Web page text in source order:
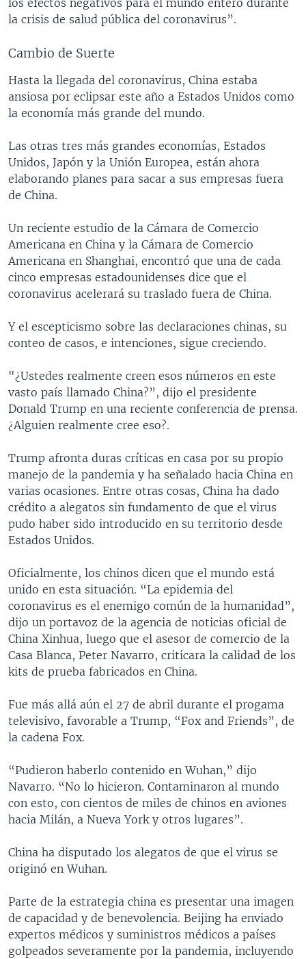
los efectos negativos para el mundo entero durante
la crisis de salud pública del coronavirus”.
Cambio de Suerte
Hasta la llegada del coronavirus, China estaba
ansiosa por eclipsar este año a Estados Unidos como
la economía más grande del mundo.
Las otras tres más grandes economías, Estados
Unidos, Japón y la Unión Europea, están ahora
elaborando planes para sacar a sus empresas fuera
de China.
Un reciente estudio de la Cámara de Comercio
Americana en China y la Cámara de Comercio
Americana en Shanghai, encontró que una de cada
cinco empresas estadounidenses dice que el
coronavirus acelerará su traslado fuera de China.
Y el escepticismo sobre las declaraciones chinas, su
conteo de casos, e intenciones, sigue creciendo.
"¿Ustedes realmente creen esos números en este
vasto país llamado China?”, dijo el presidente
Donald Trump en una reciente conferencia de prensa.
¿Alguien realmente cree eso?.
Trump afronta duras críticas en casa por su propio
manejo de la pandemia y ha señalado hacia China en
varias ocasiones. Entre otras cosas, China ha dado
crédito a alegatos sin fundamento de que el virus
pudo haber sido introducido en su territorio desde
Estados Unidos.
Oficialmente, los chinos dicen que el mundo está
unido en esta situación. “La epidemia del
coronavirus es el enemigo común de la humanidad”,
dijo un portavoz de la agencia de noticias oficial de
China Xinhua, luego que el asesor de comercio de la
Casa Blanca, Peter Navarro, criticara la calidad de los
kits de prueba fabricados en China.
Fue más allá aún el 27 de abril durante el progama
televisivo, favorable a Trump, “Fox and Friends”, de
la cadena Fox.
“Pudieron haberlo contenido en Wuhan,” dijo
Navarro. “No lo hicieron. Contaminaron al mundo
con esto, con cientos de miles de chinos en aviones
hacia Milán, a Nueva York y otros lugares”.
China ha disputado los alegatos de que el virus se
originó en Wuhan.
Parte de la estrategia china es presentar una imagen
de capacidad y de benevolencia. Beijing ha enviado
expertos médicos y suministros médicos a países
golpeados severamente por la pandemia, incluyendo